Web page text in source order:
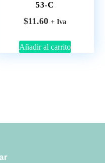
53-C
$11.60 + Iva
Añadir al carrito